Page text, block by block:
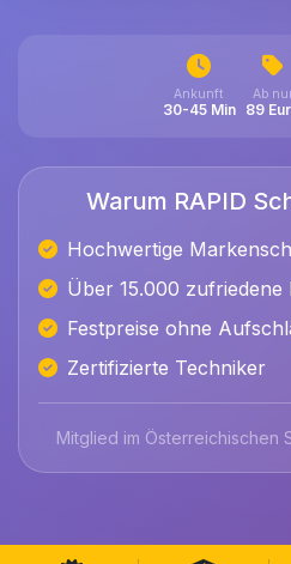
Ankunft
30-45 Min
Ab
89
Warum RAPID
Hochwertige
Über 15.000 zufriedene
Festpreise ohne
Zertifizierte Techniker
Mitglied im Österreichischen